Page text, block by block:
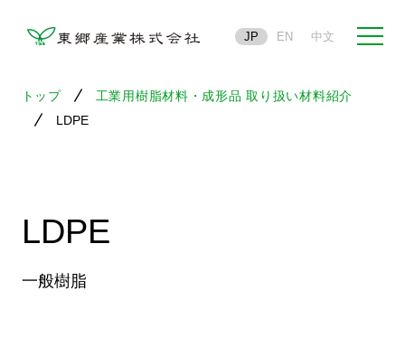
JP EN 中文
トップ
工業用樹脂材料・成形品 取り扱い材料紹介
LDPE
LDPE
一般樹脂